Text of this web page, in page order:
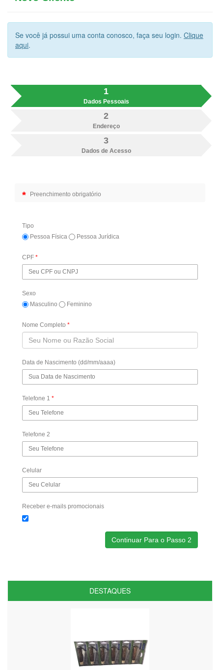
Se você já possui uma conta conosco, faça seu login. Clique
aqui.
1
Dados Pessoais
2
Endereço
3
Dados de Acesso
* Preenchimento obrigatório
Tipo
Pessoa Física
Pessoa Jurídica
CPF *
Sexo
Masculino
Feminino
Nome Completo *
Data de Nascimento (dd/mm/aaaa)
Telefone 1 *
Telefone 2
Celular
Receber e-mails promocionais
DESTAQUES